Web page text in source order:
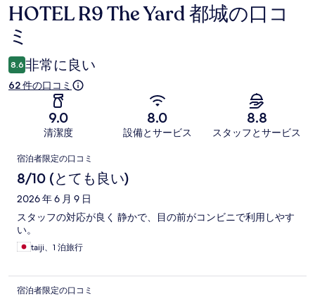
口
コ
ミ
HOTEL R9 The Yard 都城の口コ
ミ
8.6 非常に良い
62 件の口コミ
9.0
清潔度
8.0
設備とサービス
8.8
スタッフとサービス
口
コ
ミ
宿泊者限定の口コミ
8/10 (とても良い)
2026 年 6 月 9 日
スタッフの対応が良く 静かで、目の前がコンビニで利用しやす
い。
taiji、1 泊旅行
宿泊者限定の口コミ